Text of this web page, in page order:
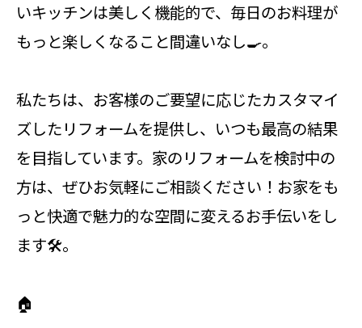
いキッチンは美しく機能的で、毎日のお料理が
もっと楽しくなること間違いなし🍳。
私たちは、お客様のご要望に応じたカスタマイ
ズしたリフォームを提供し、いつも最高の結果
を目指しています。家のリフォームを検討中の
方は、ぜひお気軽にご相談ください！お家をも
っと快適で魅力的な空間に変えるお手伝いをし
ます🛠️。
🏠